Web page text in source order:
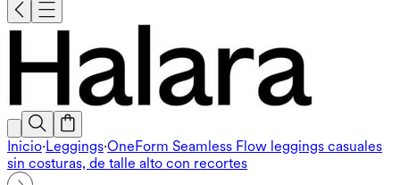
Inicio·Leggings·OneForm Seamless Flow leggings casuales
sin costuras, de talle alto con recortes